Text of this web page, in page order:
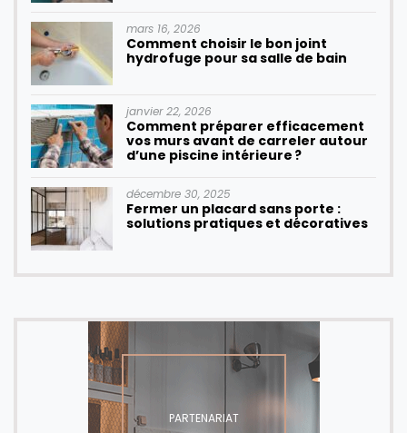
mars 16, 2026
Comment choisir le bon joint
hydrofuge pour sa salle de bain
janvier 22, 2026
Comment préparer efficacement
vos murs avant de carreler autour
d’une piscine intérieure ?
décembre 30, 2025
Fermer un placard sans porte :
solutions pratiques et décoratives
PARTENARIAT